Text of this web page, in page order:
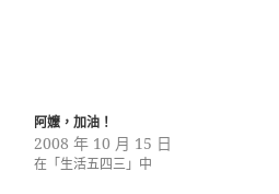
阿嬤，加油！
2008 年 10 月 15 日
在「生活五四三」中